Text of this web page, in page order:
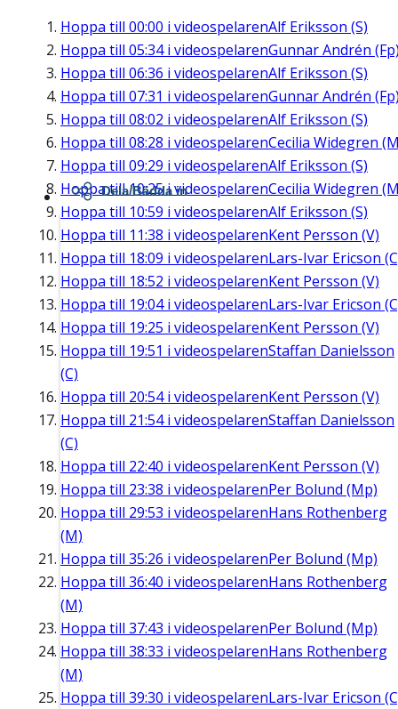
Hoppa till 00:00 i videospelarenAlf Eriksson (S)
Hoppa till 05:34i videospelarenGunnar Andrén
Hoppa till 06:36 i videospelarenAlf Eriksson (S)
Hoppa till 07:31 i videospelarenGunnar Andrén
Hoppa till 08:02 i videospelarenAlf Eriksson (S)
Hoppa till 08:28 i videospelarenCecilia Widegren
Hoppa till 09:29 i videospelarenAlf Eriksson (S)
Hoppa till10:25i videospelarenCecilia Widegren
Hoppa till 10:59 i videospelarenAlf Eriksson (S)
Hoppa till 11:38 i videospelarenKent Persson (V)
Hoppa till 18:09 i videospelarenLars-Ivar Ericson
Hoppa till 18:52 i videospelarenKent Persson (V)
Hoppa till 19:04i videospelarenLars-Ivar Ericson
Hoppa till 19:25 i videospelarenKent Persson (V)
Hoppa till 19:51 i videospelarenStaffan Danielsson
(C)
Hoppa till 20:54i videospelarenKent Persson (V)
Hoppa till 21:54i videospelarenStaffan Danielsson
(C)
Hoppa till 22:40 i videospelarenKent Persson (V)
Hoppa till 23:38 i videospelarenPer Bolund (Mp)
Hoppa till 29:53 i videospelarenHans Rothenberg
(M)
Hoppa till 35:26 i videospelarenPer Bolund (Mp)
Hoppa till 36:40 i videospelarenHans Rothenberg
(M)
Hoppa till 37:43 i videospelarenPer Bolund (Mp)
Hoppa till 38:33 i videospelarenHans Rothenberg
(M)
Hoppa till 39:30 i videospelarenLars-Ivar Ericson
Dela/Bädda in